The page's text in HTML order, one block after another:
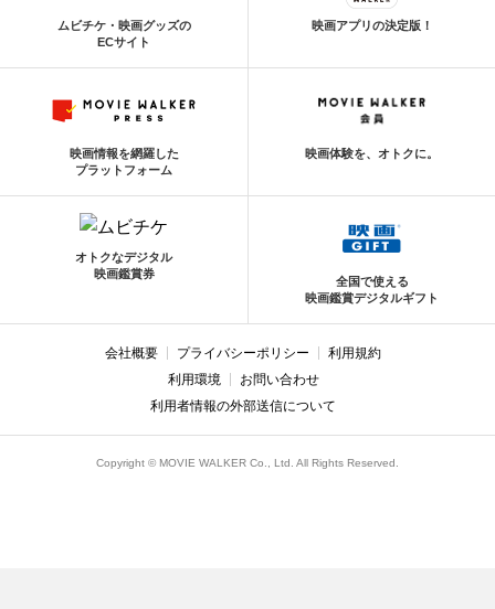
ムビチケ・映画グッズの
ECサイト
映画アプリの決定版！
映画情報を網羅した
プラットフォーム
映画体験を、オトクに。
オトクなデジタル
映画鑑賞券
全国で使える
映画鑑賞デジタルギフト
会社概要 プライバシーポリシー
利用規約
利用環境
お問い合わせ
利用者情報の外部送信について
Copyright © MOVIE WALKER Co., Ltd. All Rights Reserved.